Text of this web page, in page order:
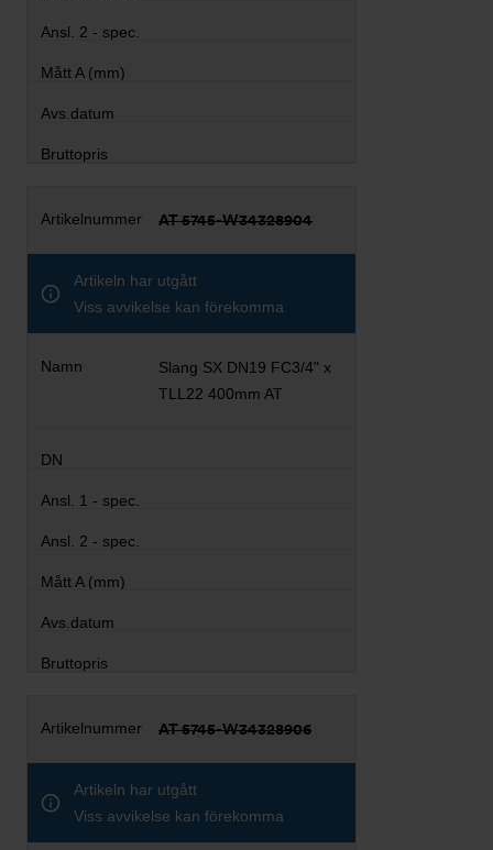
AT 5745-W34328904
Artikeln har utgått
Viss avvikelse kan förekomma
Slang SX DN19 FC3/4" x
TLL22 400mm AT
AT 5745-W34328906
Artikeln har utgått
Viss avvikelse kan förekomma